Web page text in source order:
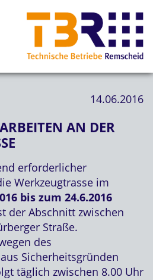
14.06.2016
AN DER
erforderlicher
Werkzeugtrasse im
bis zum 24.6.2016
der Abschnitt zwischen
Straße.
des
Sicherheitsgründen
täglich zwischen 8.00 Uhr